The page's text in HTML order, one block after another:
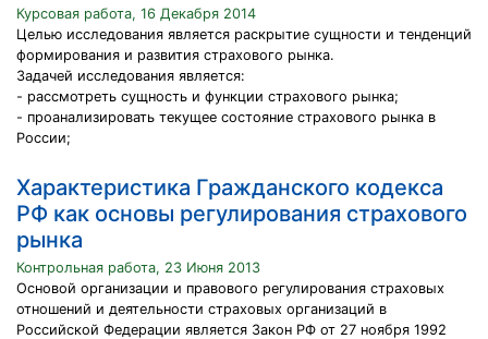
Курсовая работа, 16 Декабря 2014
Целью исследования является раскрытие сущности и тенденций
формирования и развития страхового рынка.
Задачей исследования является:
- рассмотреть сущность и функции страхового рынка;
- проанализировать текущее состояние страхового рынка в
России;
Характеристика Гражданского кодекса
РФ как основы регулирования страхового
рынка
Контрольная работа, 23 Июня 2013
Основой организации и правового регулирования страховых
отношений и деятельности страховых организаций в
Российской Федерации является Закон РФ от 27 ноября 1992